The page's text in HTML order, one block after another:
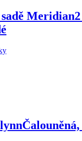
Meridian
Čalouněná,